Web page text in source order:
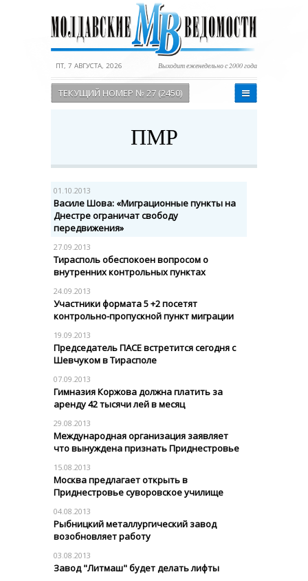
ПТ, 7 АВГУСТА, 2026 Выходит еженедельно с 2000 года
ТЕКУЩИЙ НОМЕР № 27 (2450)
ПМР
01.10.2013
Василе Шова: «Миграционные пункты на
Днестре ограничат свободу
передвижения»
27.09.2013
Тирасполь обеспокоен вопросом о
внутренних контрольных пунктах
24.09.2013
Участники формата 5 +2 посетят
контрольно-пропускной пункт миграции
19.09.2013
Председатель ПАСЕ встретится сегодня с
Шевчуком в Тирасполе
07.09.2013
Гимназия Коржова должна платить за
аренду 42 тысячи лей в месяц
29.08.2013
Международная организация заявляет
что вынуждена признать Приднестровье
15.08.2013
Москва предлагает открыть в
Приднестровье суворовское училище
04.08.2013
Рыбницкий металлургический завод
возобновляет работу
03.08.2013
Завод "Литмаш" будет делать лифты